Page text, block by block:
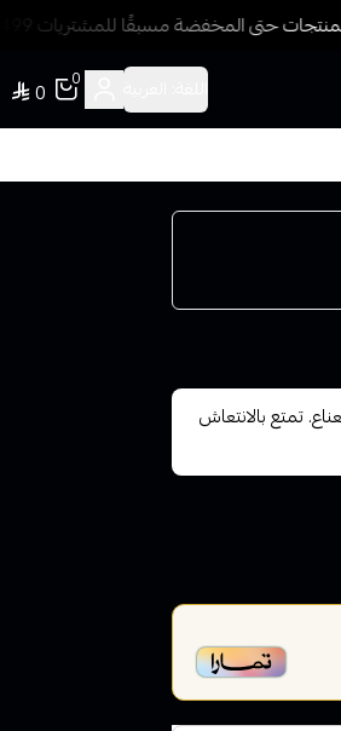
0
0
تمتع بالانتعاش